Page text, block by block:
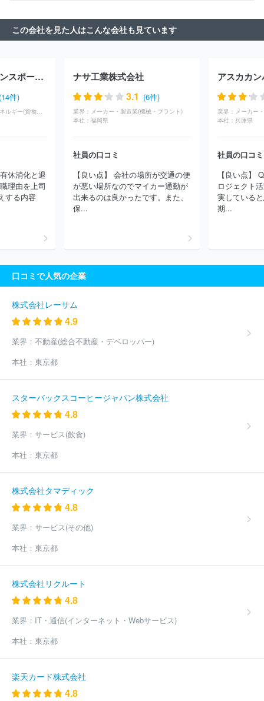
社
株式会社鷺宮製作所 住友金属鉱山株式会社
株式会社ディス
コ
ジョンソンコントロールズ株式会社
コニカミノルタ株式会社
株式会社桜井グラフィックシステムズ
ナブテスコ株式会社
株式
アリング株式会社
サミー株式会社
株式会
社アビリカ
株式会社キッツ オイレス工業株式会社
株式会社ツ
ガミ
株式会社マースグループホールデ
ィングス
株式会社アルバック ヤマシンフィルタ株式会社
オル
株式会社加藤製作所
株式会社小森コーポレ
トムソン株式会社
川崎重工業株式会社 株式会社技研製作所
株
式会社アイエイアイ
ＪＦＥエンジニアリング株式会社
ほか(4294
件)
この会社を見た人はこんな会社も見ています
澁澤ワールドトランスポート株式会社
件)
インフラ・物流・エネルギー(貨物（陸運）)
休消化と退
理由を上司
する内容
ナサ工業株式会社
3.1 (6件)
業界： メーカー・製造業(機械・プラント)
本社： 福岡県
社員の口コミ
【良い点】 会社の場所が交通の便
が悪い場所なのでマイカー通勤が
出来るのは良かったです。また、
保...
アスカカ
業界： メーカー
本社： 兵庫県
社員の口コミ
【良い点】
ロジェクト
実している
期...
口コミで人気の企業
株式会社レーサム
4.9
業界： 不動産(総合不動産・デベロッパー)
本社： 東京都
スターバックスコーヒージャパン株式会社
4.8
業界： サービス(飲食)
本社： 東京都
株式会社タマディック
4.8
業界： サービス(その他)
本社： 東京都
株式会社リクルート
4.8
業界： IT・通信(インターネット・Webサービス)
本社： 東京都
楽天カード株式会社
4.8